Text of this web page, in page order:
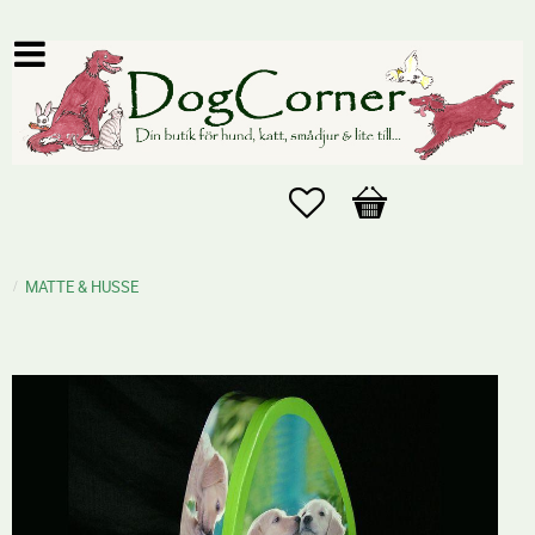
Favoriter
Kundvagn
MATTE & HUSSE